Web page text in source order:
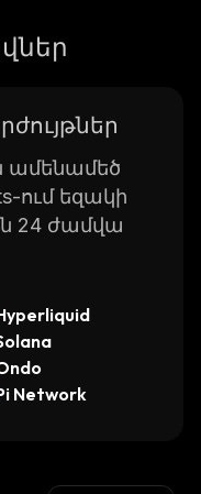
ամենամեծ
ում եզակի
24 ժամվա
Network